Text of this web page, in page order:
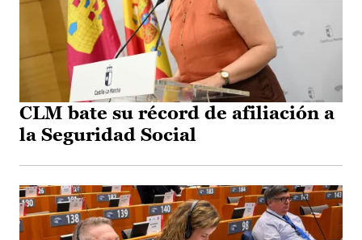
CLM bate su récord de afiliación a
la Seguridad Social